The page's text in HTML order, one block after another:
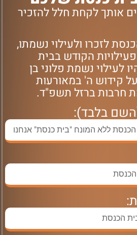
אותך לקחת חלל להזכיר
לזכרו ולעילוי נשמתו,
הקודש בבית
לעילוי נשמת פלוני בן
קידוש ה' במאורעות
חרבות ברזל תשפ"ד.
בלבד):